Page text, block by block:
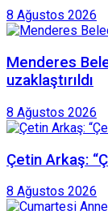
8 Ağustos 2026
Menderes
uzaklaştırıldı
8 Ağustos 2026
Çetin Arkaş:
8 Ağustos 2026